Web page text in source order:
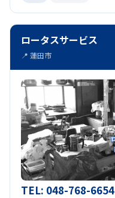
ロータスサービス
📍 蓮田市
TEL: 048-768-6654